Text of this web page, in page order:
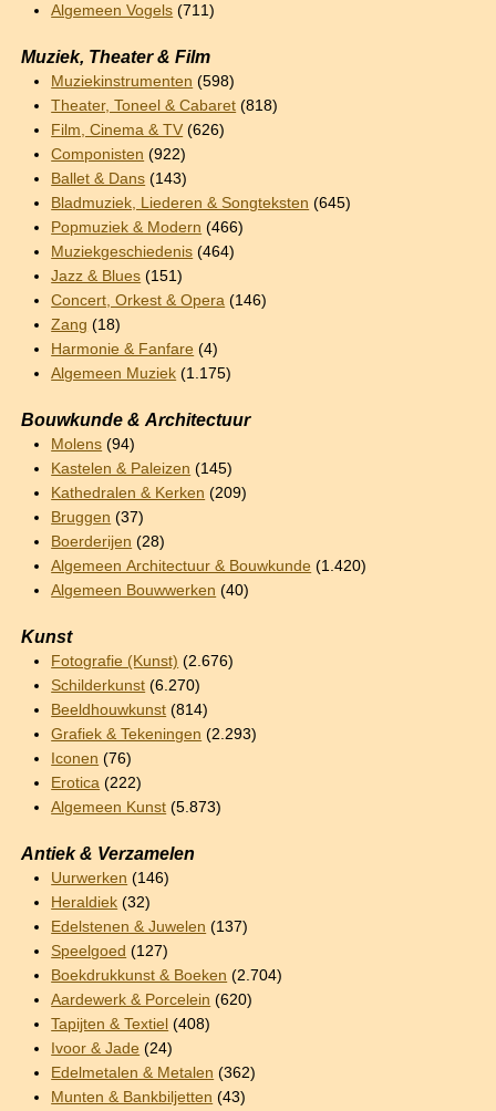
Algemeen Vogels (711)
Muziek, Theater & Film
Muziekinstrumenten (598)
Theater, Toneel & Cabaret (818)
Film, Cinema & TV (626)
Componisten (922)
Ballet & Dans (143)
Bladmuziek, Liederen & Songteksten (645)
Popmuziek & Modern (466)
Muziekgeschiedenis (464)
Jazz & Blues (151)
Concert, Orkest & Opera (146)
Zang (18)
Harmonie & Fanfare (4)
Algemeen Muziek (1.175)
Bouwkunde & Architectuur
Molens (94)
Kastelen & Paleizen (145)
Kathedralen & Kerken (209)
Bruggen (37)
Boerderijen (28)
Algemeen Architectuur & Bouwkunde (1.420)
Algemeen Bouwwerken (40)
Kunst
Fotografie (Kunst) (2.676)
Schilderkunst (6.270)
Beeldhouwkunst (814)
Grafiek & Tekeningen (2.293)
Iconen (76)
Erotica (222)
Algemeen Kunst (5.873)
Antiek & Verzamelen
Uurwerken (146)
Heraldiek (32)
Edelstenen & Juwelen (137)
Speelgoed (127)
Boekdrukkunst & Boeken (2.704)
Aardewerk & Porcelein (620)
Tapijten & Textiel (408)
Ivoor & Jade (24)
Edelmetalen & Metalen (362)
Munten & Bankbiljetten (43)